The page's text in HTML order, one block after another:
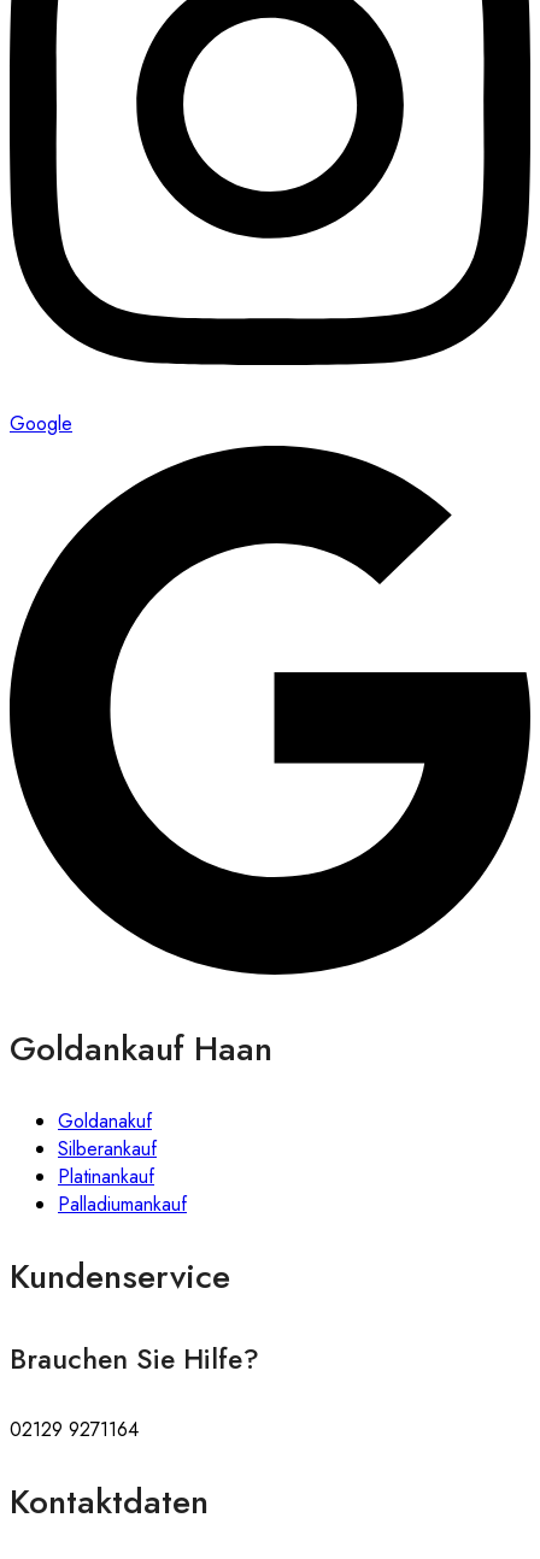
Google
Goldankauf Haan
Goldanakuf
Silberankauf
Platinankauf
Palladiumankauf
Kundenservice
Brauchen Sie Hilfe?
02129 9271164
Kontaktdaten